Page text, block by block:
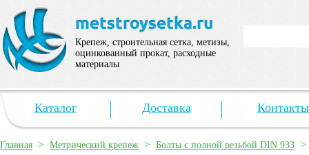
Крепеж, строительная сетка, метизы,
оцинкованный прокат, расходные
материалы
Каталог Доставка Контакты
Главная > Метрический крепеж > Болты с полной резьбой DIN 933